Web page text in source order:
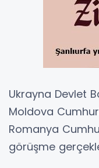
Ukrayna Devlet
Moldova
Romanya
görüşme